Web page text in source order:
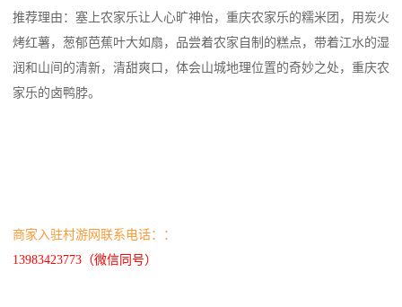
推荐理由：塞上农家乐让人心旷神怡，重庆农家乐的糯米团，用炭火
烤红薯，葱郁芭蕉叶大如扇，品尝着农家自制的糕点，带着江水的湿
润和山间的清新，清甜爽口，体会山城地理位置的奇妙之处，重庆农
家乐的卤鸭脖。
商家入驻村游网联系电话：：
13983423773（微信同号）